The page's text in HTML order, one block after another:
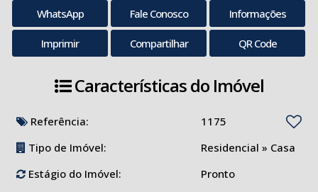
WhatsApp Fale Conosco Informações
Imprimir Compartilhar QR Code
Características do Imóvel
Referência:
1175
Tipo de Imóvel:
Residencial » Casa
Estágio do Imóvel:
Pronto